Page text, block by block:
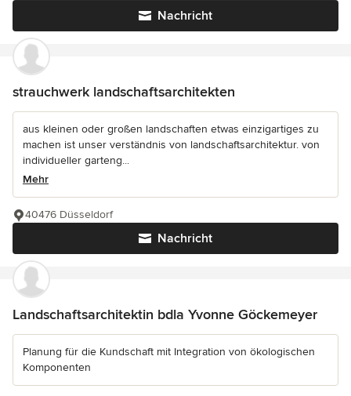
Nachricht
strauchwerk landschaftsarchitekten
aus kleinen oder großen landschaften etwas einzigartiges zu
machen ist unser verständnis von landschaftsarchitektur. von
individueller garteng...
Mehr
Nachricht
40476 Düsseldorf
Landschaftsarchitektin bdla Yvonne Göckemeyer
Planung für die Kundschaft mit Integration von ökologischen
Komponenten